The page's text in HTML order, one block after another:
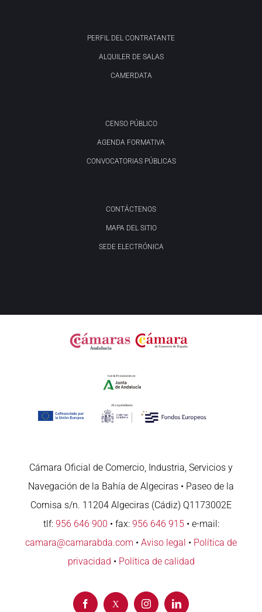
PERFIL DEL CONTRATANTE
ALQUILER DE SALAS
CAMERDATA
CENSO PÚBLICO
AGENDA FORMATIVA
CONVOCATORIAS PÚBLICAS
CONTÁCTENOS
MAPA DEL SITIO
SEDE ELECTRÓNICA
Cámara Oficial de Comercio, Industria, Servicios y
Navegación de la Bahía de Algeciras • Paseo de la
Cornisa s/n. 11204 Algeciras (Cádiz) Q1173002E
tlf: 956 646 900 • fax: 956 646 915• e-mail:
camara@camarabda.com • Aviso legal • Política de
privacidad • Política de calidad
Facebook
X InstagramLinkedIn